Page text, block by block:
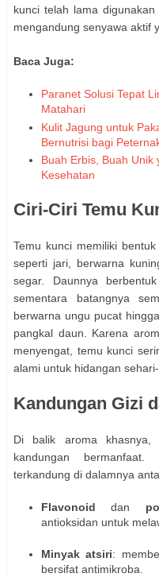
kunci telah lama
mengandung senyawa aktif
Baca Juga:
Paranet Solusi Tepat
Matahari
Kulit Jagung untuk
Bernutrisi bagi
Buah Erbis, Buah Unik
Kesehatan
Ciri-Ciri Temu
Temu kunci memiliki
seperti jari, berwarna
segar. Daunnya
sementara batangnya
berwarna ungu pucat
pangkal daun. Karena
menyengat, temu kunci
alami untuk hidangan
Kandungan Gizi
Di balik aroma khasnya,
kandungan
terkandung di dalamnya
Flavonoid dan
antioksidan untuk
Minyak atsiri:
bersifat antimikroba.